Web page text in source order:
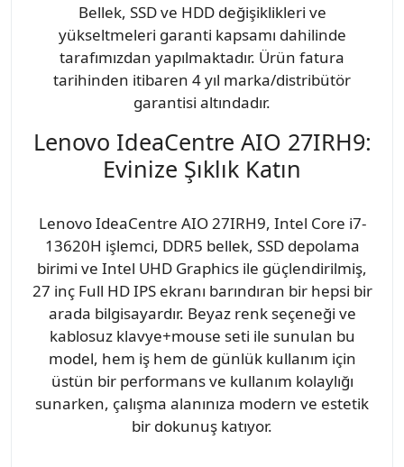
Bellek, SSD ve HDD değişiklikleri ve
yükseltmeleri garanti kapsamı dahilinde
tarafımızdan yapılmaktadır. Ürün fatura
tarihinden itibaren 4 yıl marka/distribütör
garantisi altındadır.
Lenovo IdeaCentre AIO 27IRH9:
Evinize Şıklık Katın
Lenovo IdeaCentre AIO 27IRH9, Intel Core i7-
13620H işlemci, DDR5 bellek, SSD depolama
birimi ve Intel UHD Graphics ile güçlendirilmiş,
27 inç Full HD IPS ekranı barındıran bir hepsi bir
arada bilgisayardır. Beyaz renk seçeneği ve
kablosuz klavye+mouse seti ile sunulan bu
model, hem iş hem de günlük kullanım için
üstün bir performans ve kullanım kolaylığı
sunarken, çalışma alanınıza modern ve estetik
bir dokunuş katıyor.